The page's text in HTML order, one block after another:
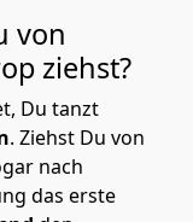
von
ziehst?
Du tanzt
. Ziehst Du von
nach
das erste